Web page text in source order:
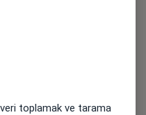
toplamak ve tarama